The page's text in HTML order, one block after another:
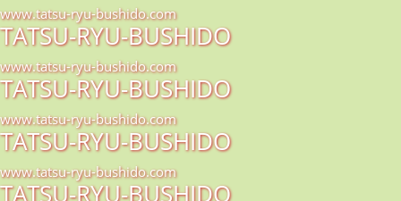
www.tatsu-ryu-bushido.com
TATSU-RYU-BUSHIDO
www.tatsu-ryu-bushido.com
TATSU-RYU-BUSHIDO
www.tatsu-ryu-bushido.com
TATSU-RYU-BUSHIDO
www.tatsu-ryu-bushido.com
TATSU-RYU-BUSHIDO